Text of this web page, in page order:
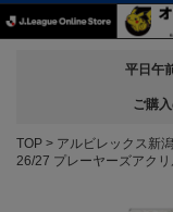
平日午
ご購
TOP アルビレックス新潟
26/27 プレーヤーズアクリ